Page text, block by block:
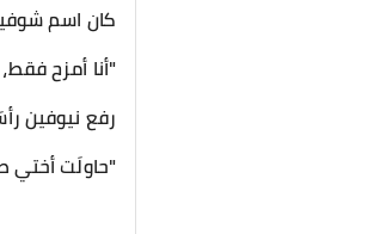
كان اسم
"أنا أمزح
رفع نيوفين
"حاولَت أختي